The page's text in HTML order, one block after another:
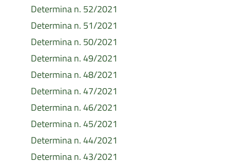
Determina n. 52/2021
Determina n. 51/2021
Determina n. 50/2021
Determina n. 49/2021
Determina n. 48/2021
Determina n. 47/2021
Determina n. 46/2021
Determina n. 45/2021
Determina n. 44/2021
Determina n. 43/2021